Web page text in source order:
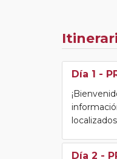
Día 1 -
Día 2 -